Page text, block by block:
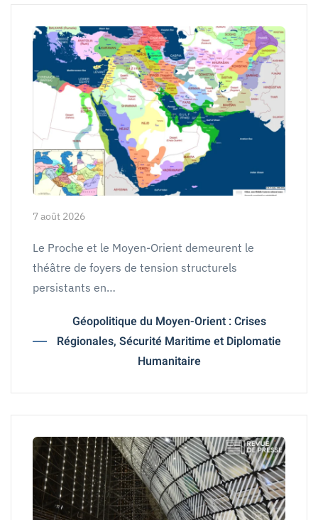
7 août 2026
Le Proche et le Moyen-Orient demeurent le
théâtre de foyers de tension structurels
persistants en…
Géopolitique du Moyen-Orient : Crises
Régionales, Sécurité Maritime et Diplomatie
Humanitaire